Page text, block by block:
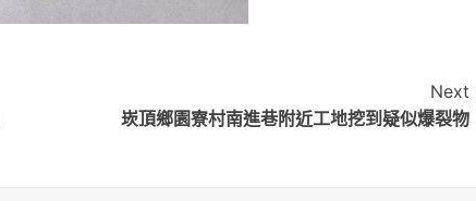
Next
崁頂鄉園寮村南進巷附近工地挖到疑似爆裂物